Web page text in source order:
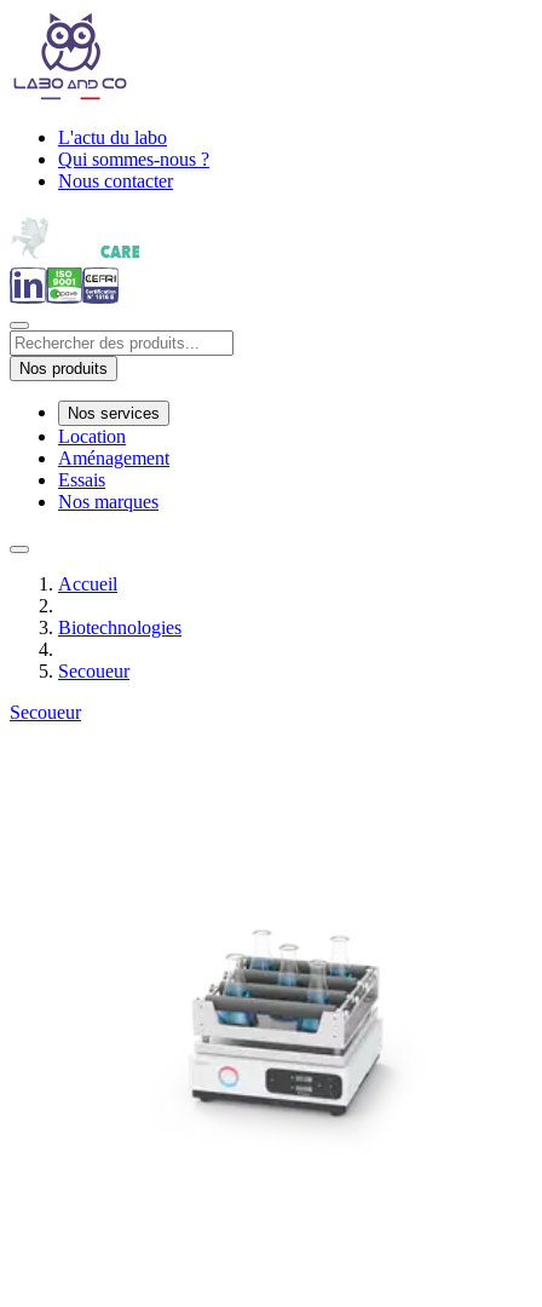
L'actu du labo
Qui sommes-nous ?
Nous contacter
Nos produits
Nos services
Location
Aménagement
Essais
Nos marques
Accueil
Biotechnologies
Secoueur
Secoueur